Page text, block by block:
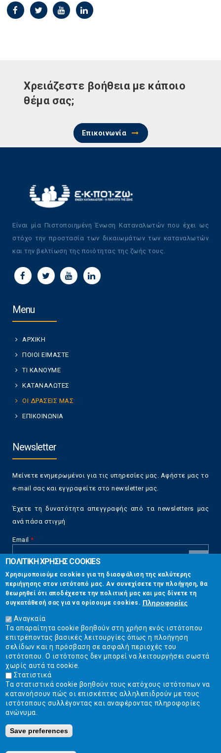
Χρειάζεστε βοήθεια με κάποιο
θέμα σας;
Επικοινωνία
Είναι μία Πιστοποιημένη Ένωση Καταναλωτών που έχει ως
στόχο την προστασία των δικαιωμάτων των καταναλωτών
και την βελτίωση της ποιότητας της ζωής τους.
Menu
ΑΡΧΙΚΗ
ΠΟΙΟΙ ΕΙΜΑΣΤΕ
ΤΙ ΚΑΝΟΥΜΕ
ΚΑΤΑΝΑΛΩΤΕΣ
ΟΙ ΔΡΑΣΕΙΣ ΜΑΣ
ΕΠΙΚΟΙΝΩΝΙΑ
Newsletter
Μείνετε ενημερωμένοι για τις υπηρεσίες μας. Αφήστε μας το
e-mail σας και εγγραφείτε στο newsletter μας.
Έχετε τη δυνατότητα απεγγραφής από τα newsletters μας
ανά πάσα στιγμή
Email *
CAPTCHA
This
question is
for testing
whether or
not you are a
human visitor
and to
prevent
automated
spam
submissions.
5+2
Επικοινωνία
Στουρνάρη 17, Αθήνα 10683
2103304444
info@ekpizo.gr
www.ekpizo.gr
Δευ - Πεμ:10:00 πμ - 2:00 μμ
Σάβ - Κυρ: Κλειστά
ΠΟΛΙΤΙΚΗ ΧΡΗΣΗΣ COOKIES
Χρησιμοποιούμε cookies για τη διασφάλιση της καλύτερης
περιήγησης στον ιστότοπό μας. Αν συνεχίσετε την πλοήγηση, θα
θεωρηθεί ότι αποδέχεστε την πολιτική μας και μας δίνετε τη
συγκατάθεσή σας για να ορίσουμε cookies. Πληροφορίες
Αναγκαία
Τα απαραίτητα cookie βοηθούν στη χρήση ενός ιστότοπου
επιτρέποντας βασικές λειτουργίες όπως η πλοήγηση
σελίδων και η πρόσβαση σε ασφαλή περιοχές του
ιστότοπου. Ο ιστότοπος δεν μπορεί να λειτουργήσει σωστά
χωρίς αυτά τα cookie.
Στατιστικά
Τα στατιστικά cookie βοηθούν τους κατόχους ιστότοπων να
κατανοήσουν πώς οι επισκέπτες αλληλεπιδρούν με τους
ιστότοπους συλλέγοντας και αναφέροντας πληροφορίες
ανώνυμα.
Save preferences